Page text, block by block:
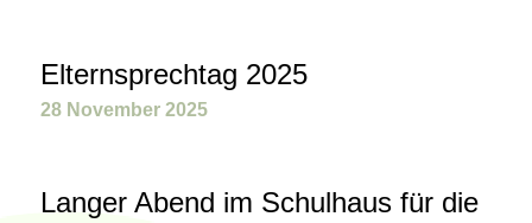
Elternsprechtag 2025
28 November 2025
Langer Abend im Schulhaus für die